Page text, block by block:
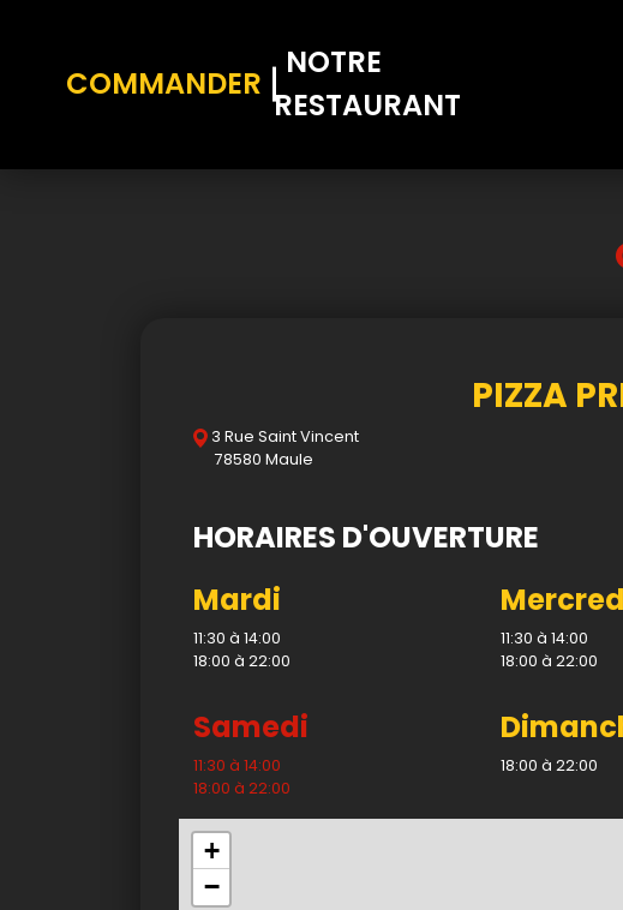
Notre Restaurant
Zones de Livraison
COMMANDER
NOTRE
RESTAURANT
PIZZA
3 Rue Saint Vincent
78580 Maule
HORAIRES D'OUVERTURE
Mardi
11:30 à 14:00
18:00 à 22:00
11:30 à 14:00
18:00 à 22:00
Samedi
11:30 à 14:00
18:00 à 22:00
18:00 à 22:00
+
−